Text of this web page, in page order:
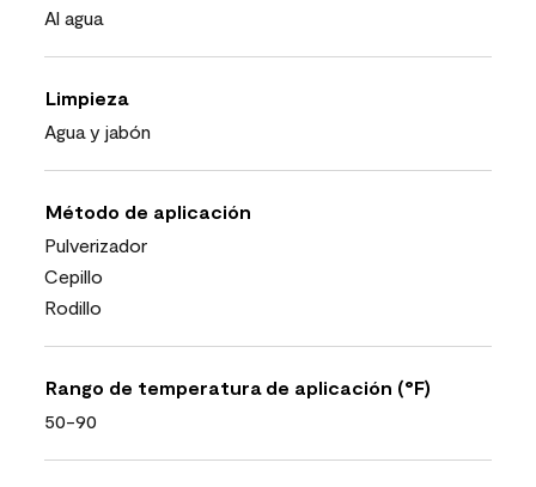
Al agua
Limpieza
Agua y jabón
Método de aplicación
Pulverizador
Cepillo
Rodillo
Rango de temperatura de aplicación (°F)
50-90